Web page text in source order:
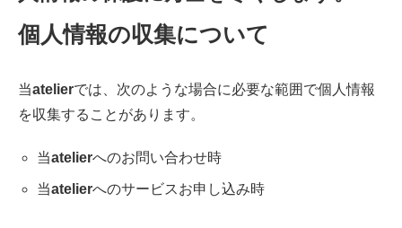
個人情報の収集について
当atelierでは、次のような場合に必要な範囲で個人情報
を収集することがあります。
当atelierへのお問い合わせ時
当atelierへのサービスお申し込み時